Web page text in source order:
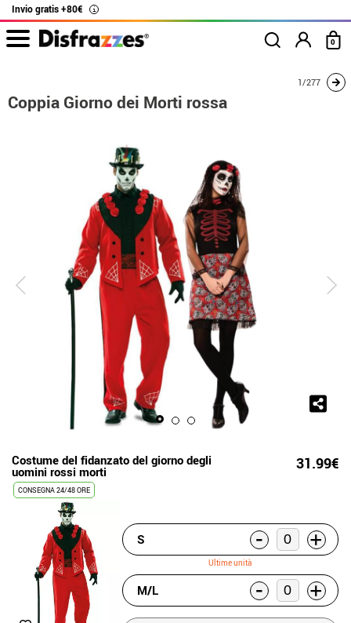
Invio gratis +80€ i
0
Coppia Giorno dei Morti rossa1/277
Coppia Giorno dei Morti rossa
Costume del fidanzato del giorno degli
uomini rossi morti 31.99€
CONSEGNA 24/48 ORE
S - +
Ultime unità
M/L - +